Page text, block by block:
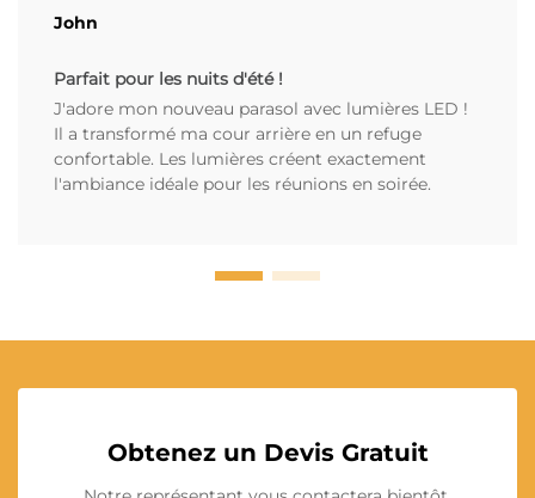
John
Parfait pour les nuits d'été !
J'adore mon nouveau parasol avec lumières LED !
Il a transformé ma cour arrière en un refuge
confortable. Les lumières créent exactement
l'ambiance idéale pour les réunions en soirée.
Obtenez un Devis Gratuit